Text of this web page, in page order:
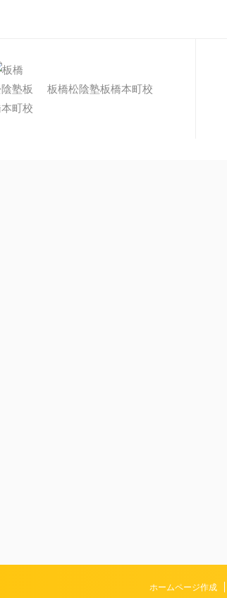
板橋松陰塾板橋本町校
ホームページ作成